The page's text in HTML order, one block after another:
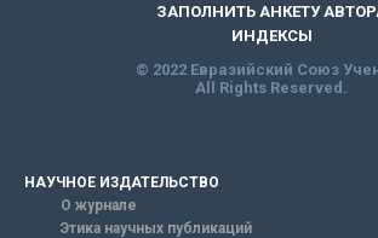
ЗАПОЛНИТЬ АНКЕТУ
ИНДЕКСЫ
© 2022 Евразийский Союз
All Rights Reserved.
НАУЧНОЕ ИЗДАТЕЛЬСТВО
О журнале
Этика научных публикаций